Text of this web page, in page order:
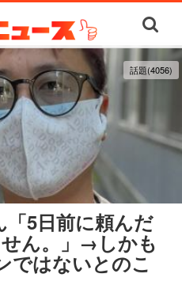
話題(4056)
「5日前に頼んだ
ん。」→しかも
ではないとのこ